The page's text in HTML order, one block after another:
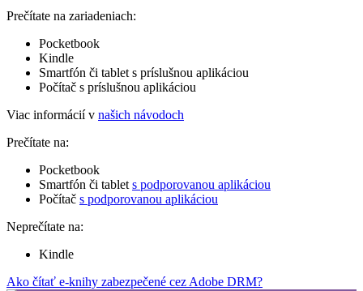
Prečítate na zariadeniach:
Pocketbook
Kindle
Smartfón či tablet s príslušnou aplikáciou
Počítač s príslušnou aplikáciou
Viac informácií v našich návodoch
Prečítate na:
Pocketbook
Smartfón či tablet s podporovanou aplikáciou
Počítač s podporovanou aplikáciou
Neprečítate na:
Kindle
Ako čítať e-knihy zabezpečené cez Adobe DRM?